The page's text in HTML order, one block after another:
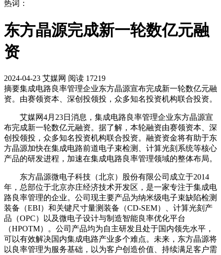
热词：
东方晶源完成新一轮数亿元融
资
2024-04-23 艾媒网 阅读 17219
摘要集成电路良率管理企业东方晶源宣布完成新一轮数亿元融
资。由赛领资本、深创投领投，众多知名投资机构联合投资。
艾媒网4月23日消息，集成电路良率管理企业东方晶源宣
布完成新一轮数亿元融资。据了解，本轮融资由赛领资本、深
创投领投，众多知名投资机构联合投资。融资资金将有助于东
方晶源加快在集成电路前道电子束检测、计算光刻系统等核心
产品的研发进程，加速在集成电路良率管理领域的整体布局。
东方晶源微电子科技（北京）股份有限公司成立于2014
年，总部位于北京亦庄经济技术开发区，是一家专注于集成电
路良率管理的企业。公司现主要产品为纳米级电子束缺陷检测
装备（EBI）和关键尺寸量测装备（CD-SEM）、计算光刻产
品（OPC）以及微电子设计与制造智能良率优化平台
（HPOTM）。公司产品均为自主研发且处于国内领先水平，
可以有效解决国内集成电路产业多个难点。未来，东方晶源将
以良率管理为服务基础，以为客户创造价值、持续满足客户需